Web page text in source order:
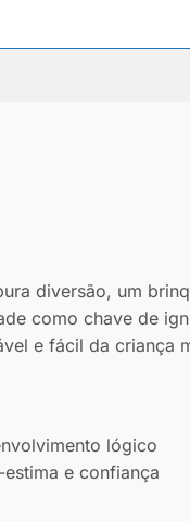
diversão, um
como chave de
e fácil da criança
lógico
e confiança